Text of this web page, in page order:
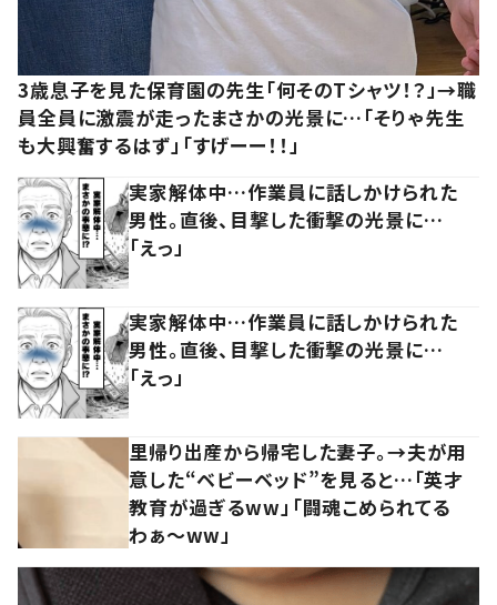
3歳息子を見た保育園の先生「何そのTシャツ！？」→職
員全員に激震が走ったまさかの光景に…「そりゃ先生
も大興奮するはず」「すげーー！！」
実家解体中…作業員に話しかけられた
男性。直後、目撃した衝撃の光景に…
「えっ」
実家解体中…作業員に話しかけられた
男性。直後、目撃した衝撃の光景に…
「えっ」
里帰り出産から帰宅した妻子。→夫が用
意した“ベビーベッド”を見ると…「英才
教育が過ぎるww」「闘魂こめられてる
わぁ～ww」